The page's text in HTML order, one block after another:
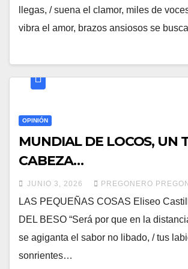
llegas, / suena el clamor, miles de
vibra el amor, brazos ansiosos se
OPINIÓN
MUNDIAL DE LOCOS, UN
CABEZA…
JUNIO 3, 2026 PREGONERO
LAS PEQUEÑAS COSAS Eliseo
DEL BESO “Será por que en la
se agiganta el sabor no libado, / tus
sonrientes…